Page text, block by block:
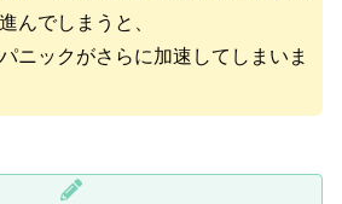
んでしまうと、
ニックがさらに加速してしまいま